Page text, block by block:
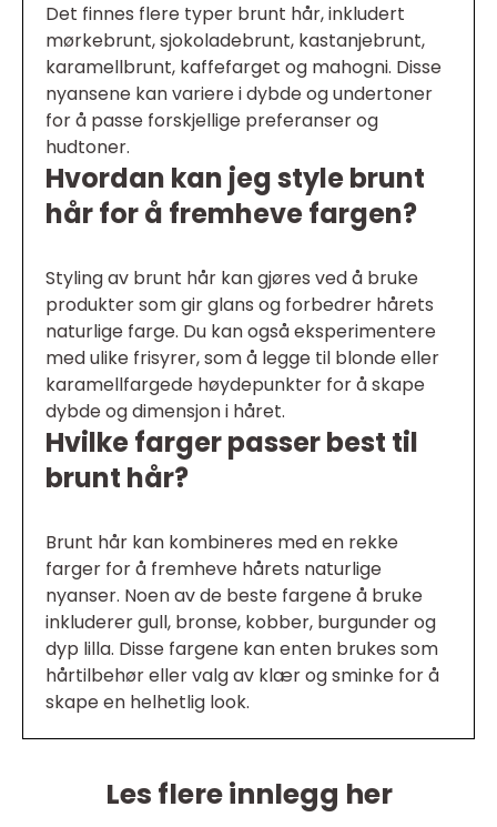
Det finnes flere typer brunt hår, inkludert
mørkebrunt, sjokoladebrunt, kastanjebrunt,
karamellbrunt, kaffefarget og mahogni. Disse
nyansene kan variere i dybde og undertoner
for å passe forskjellige preferanser og
hudtoner.
Hvordan kan jeg style brunt
hår for å fremheve fargen?
Styling av brunt hår kan gjøres ved å bruke
produkter som gir glans og forbedrer hårets
naturlige farge. Du kan også eksperimentere
med ulike frisyrer, som å legge til blonde eller
karamellfargede høydepunkter for å skape
dybde og dimensjon i håret.
Hvilke farger passer best til
brunt hår?
Brunt hår kan kombineres med en rekke
farger for å fremheve hårets naturlige
nyanser. Noen av de beste fargene å bruke
inkluderer gull, bronse, kobber, burgunder og
dyp lilla. Disse fargene kan enten brukes som
hårtilbehør eller valg av klær og sminke for å
skape en helhetlig look.
Les flere innlegg her